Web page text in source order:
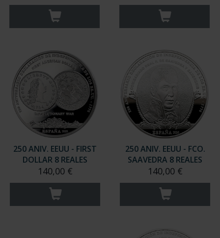
250 ANIV. EEUU - FIRST
DOLLAR 8 REALES
140,00 €
250 ANIV. EEUU - FCO.
SAAVEDRA 8 REALES
140,00 €